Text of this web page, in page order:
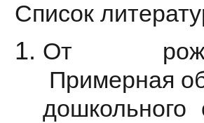
Список
От
Примерная